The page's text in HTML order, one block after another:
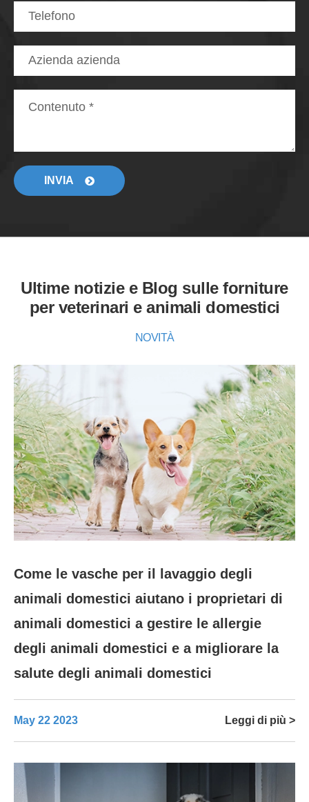
INVIA
Ultime notizie e Blog sulle forniture
per veterinari e animali domestici
NOVITÀ
Come le vasche per il lavaggio degli
animali domestici aiutano i proprietari di
animali domestici a gestire le allergie
degli animali domestici e a migliorare la
salute degli animali domestici
May 22 2023 Leggi di più >